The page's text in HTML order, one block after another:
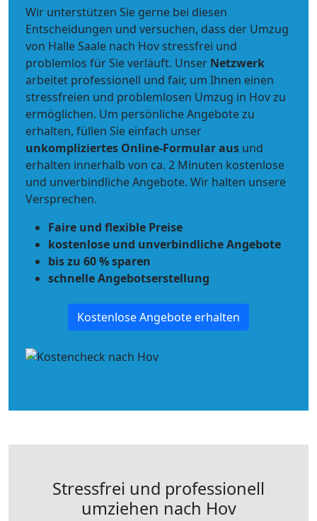
Wir unterstützen Sie gerne bei diesen
Entscheidungen und versuchen, dass der Umzug
von Halle Saale nach Hov stressfrei und
problemlos für Sie verläuft. Unser Netzwerk
arbeitet professionell und fair, um Ihnen einen
stressfreien und problemlosen Umzug in Hov zu
ermöglichen. Um persönliche Angebote zu
erhalten, füllen Sie einfach unser
unkompliziertes Online-Formular aus und
erhalten innerhalb von ca. 2 Minuten kostenlose
und unverbindliche Angebote. Wir halten unsere
Versprechen.
Faire und flexible Preise
kostenlose und unverbindliche Angebote
bis zu 60 % sparen
schnelle Angebotserstellung
Kostenlose Angebote erhalten
Stressfrei und professionell
umziehen nach Hov